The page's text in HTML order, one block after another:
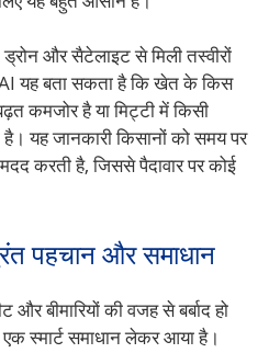
ड्रोन और सैटेलाइट से मिली तस्वीरों
यह बता सकता है कि खेत के किस
कमजोर है या मिट्टी में किसी
यह जानकारी किसानों को समय पर
करती है, जिससे पैदावार पर कोई
पहचान और समाधान
बीमारियों की वजह से बर्बाद हो
स्मार्ट समाधान लेकर आया है।